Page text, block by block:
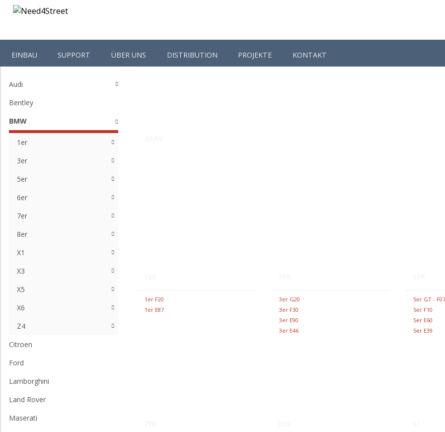
EINBAU SUPPORT ÜBER UNS DISTRIBUTION PROJEKTE KONTAKT
Startseite BMW
1er F20
1er E87
3er G20
3er F30
3er E90
3er E46
5er GT - F07
5er F10
5er E60
5er E39
Shop-Kategorien
Audi
Bentley
BMW
1er
3er
5er
6er
7er
8er
X1
X3
X5
X6
Z4
Citroen
Ford
Lamborghini
Land Rover
Maserati